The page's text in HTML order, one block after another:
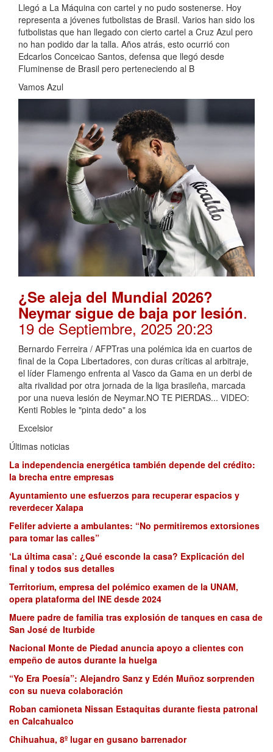
Llegó a La Máquina con cartel y no pudo sostenerse. Hoy
representa a jóvenes futbolistas de Brasil. Varios han sido los
futbolistas que han llegado con cierto cartel a Cruz Azul pero
no han podido dar la talla. Años atrás, esto ocurrió con
Edcarlos Conceicao Santos, defensa que llegó desde
Fluminense de Brasil pero perteneciendo al B
Vamos Azul
¿Se aleja del Mundial 2026?
Neymar sigue de baja por lesión.
19 de Septiembre, 2025 20:23
Bernardo Ferreira / AFPTras una polémica ida en cuartos de
final de la Copa Libertadores, con duras críticas al arbitraje,
el líder Flamengo enfrenta al Vasco da Gama en un derbi de
alta rivalidad por otra jornada de la liga brasileña, marcada
por una nueva lesión de Neymar.NO TE PIERDAS... VIDEO:
Kenti Robles le "pinta dedo" a los
Excelsior
Últimas noticias
La independencia energética también depende del crédito:
la brecha entre empresas
Ayuntamiento une esfuerzos para recuperar espacios y
reverdecer Xalapa
Felifer advierte a ambulantes: “No permitiremos extorsiones
para tomar las calles”
‘La última casa’: ¿Qué esconde la casa? Explicación del
final y todos sus detalles
Territorium, empresa del polémico examen de la UNAM,
opera plataforma del INE desde 2024
Muere padre de familia tras explosión de tanques en casa de
San José de Iturbide
Nacional Monte de Piedad anuncia apoyo a clientes con
empeño de autos durante la huelga
“Yo Era Poesía”: Alejandro Sanz y Edén Muñoz sorprenden
con su nueva colaboración
Roban camioneta Nissan Estaquitas durante fiesta patronal
en Calcahualco
Chihuahua, 8º lugar en gusano barrenador